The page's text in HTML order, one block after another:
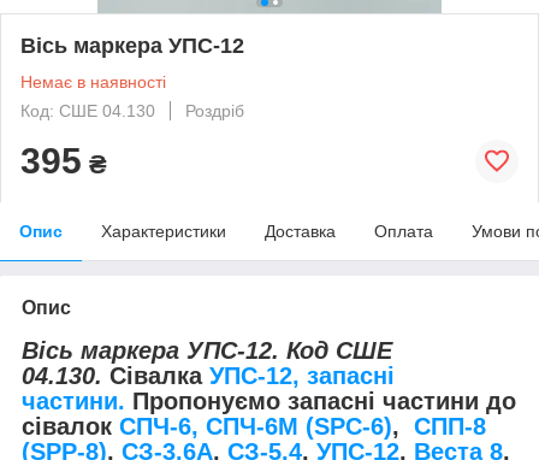
Вісь маркера УПС-12
Немає в наявності
Код: СШЕ 04.130
Роздріб
395 ₴
Опис Характеристики Доставка Оплата Умови
Опис
Вісь маркера УПС-12. Код СШЕ
04.130. Сівалка УПС-12, запасні
частини. Пропонуємо запасні частини до
сівалок СПЧ-6, СПЧ-6М (SPС-6), СПП-8
(SPP-8), СЗ-3,6А, СЗ-5,4, УПС-12, Веста 8,